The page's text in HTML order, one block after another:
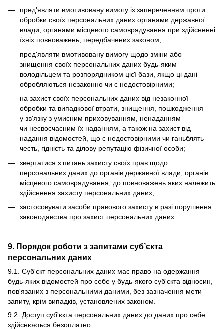
пред'являти вмотивовану вимогу із запереченням проти
обробки своїх персональних даних органами державної
влади, органами місцевого самоврядування при здійсненні
їхніх повноважень, передбачених законом;
пред'являти вмотивовану вимогу щодо зміни або
знищення своїх персональних даних будь-яким
володільцем та розпорядником цієї бази, якщо ці дані
обробляються незаконно чи є недостовірними;
на захист своїх персональних даних від незаконної
обробки та випадкової втрати, знищення, пошкодження
у зв'язку з умисним приховуванням, ненаданням
чи несвоєчасним їх наданням, а також на захист від
надання відомостей, що є недостовірними чи ганьблять
честь, гідність та ділову репутацію фізичної особи;
звертатися з питань захисту своїх прав щодо
персональних даних до органів державної влади, органів
місцевого самоврядування, до повноважень яких належить
здійснення захисту персональних даних;
застосовувати засоби правового захисту в разі порушення
законодавства про захист персональних даних.
9. Порядок роботи з запитами суб’єкта
персональних даних
9.1. Суб'єкт персональних даних має право на одержання
будь-яких відомостей про себе у будь-якого суб'єкта відносин,
пов'язаних з персональними даними, без зазначення мети
запиту, крім випадків, установлених законом.
9.2. Доступ суб'єкта персональних даних до даних про себе
здійснюється безоплатно.